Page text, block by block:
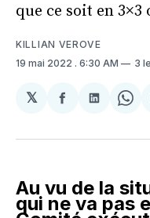
que ce soit en 3×3
KILLIAN VEROVE
19 mai 2022 . 6:30 AM 3
𝕏
Partager
Facebook
Au vu de la
qui ne va pas